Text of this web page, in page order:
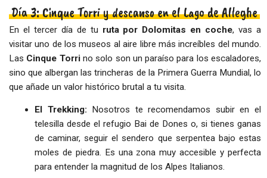
Día 3: Cinque Torri y descanso en el Lago de Alleghe
En el tercer día de tu ruta por Dolomitas en coche, vas a
visitar uno de los museos al aire libre más increíbles del mundo.
Las Cinque Torrino solo son un paraíso para los escaladores,
sino que albergan las trincheras de la Primera Guerra Mundial, lo
que añade un valor histórico brutal a tu visita.
El Trekking: Nosotros te recomendamos subir en el
telesilla desde el refugio Bai de Dones o, si tienes ganas
de caminar, seguir el sendero que serpentea bajo estas
moles de piedra. Es una zona muy accesible y perfecta
para entender la magnitud de los Alpes Italianos.